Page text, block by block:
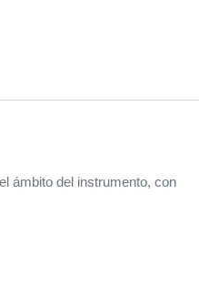
ámbito del instrumento, con